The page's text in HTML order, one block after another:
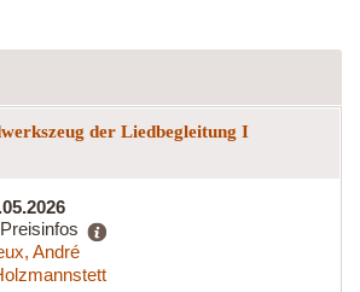
der Liedbegleitung I
André